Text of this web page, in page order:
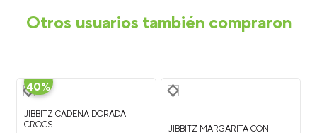
Otros usuarios también compraron
-
40%
JIBBITZ CADENA DORADA
CROCS
JIBBITZ MARGARITA CON